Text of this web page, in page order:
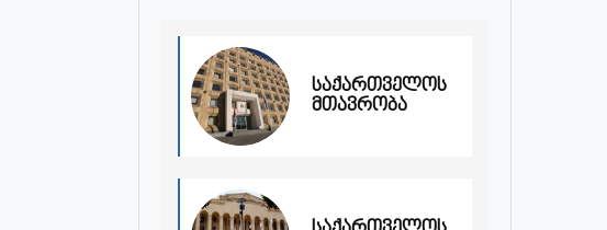
საქართველოს
მთავრობა